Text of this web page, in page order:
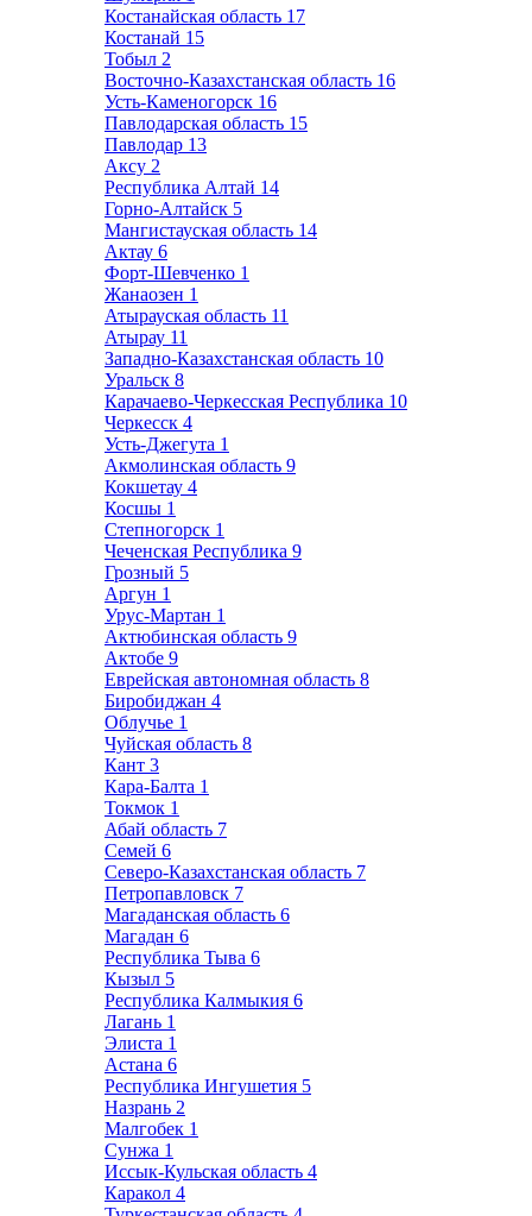
Костанайская область 17
Костанай 15
Тобыл 2
Восточно-Казахстанская область 16
Усть-Каменогорск 16
Павлодарская область 15
Павлодар 13
Аксу 2
Республика Алтай 14
Горно-Алтайск 5
Мангистауская область 14
Актау 6
Форт-Шевченко 1
Жанаозен 1
Атырауская область 11
Атырау 11
Западно-Казахстанская область 10
Уральск 8
Карачаево-Черкесская Республика 10
Черкесск 4
Усть-Джегута 1
Акмолинская область 9
Кокшетау 4
Косшы 1
Степногорск 1
Чеченская Республика 9
Грозный 5
Аргун 1
Урус-Мартан 1
Актюбинская область 9
Актобе 9
Еврейская автономная область 8
Биробиджан 4
Облучье 1
Чуйская область 8
Кант 3
Кара-Балта 1
Токмок 1
Абай область 7
Семей 6
Северо-Казахстанская область 7
Петропавловск 7
Магаданская область 6
Магадан 6
Республика Тыва 6
Кызыл 5
Республика Калмыкия 6
Лагань 1
Элиста 1
Астана 6
Республика Ингушетия 5
Назрань 2
Малгобек 1
Сунжа 1
Иссык-Кульская область 4
Каракол 4